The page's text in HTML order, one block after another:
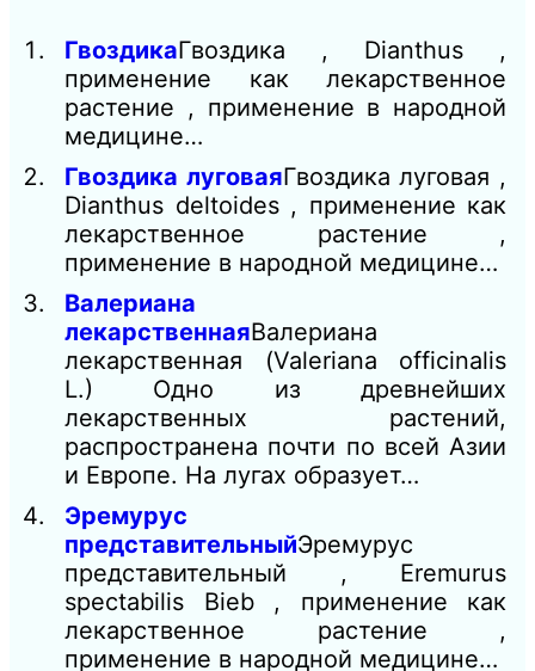
ГвоздикаГвоздика , Dianthus ,
применение как лекарственное
растение , применение в народной
медицине…
Гвоздика луговаяГвоздика луговая ,
Dianthus deltoides , применение как
лекарственное растение ,
применение в народной медицине…
Валериана
лекарственнаяВалериана
лекарственная (Valeriana officinalis
L.) Одно из древнейших
лекарственных растений,
распространена почти по всей Азии
и Европе. На лугах образует…
Эремурус
представительныйЭремурус
представительный , Eremurus
spectabilis Bieb , применение как
лекарственное растение ,
применение в народной медицине…